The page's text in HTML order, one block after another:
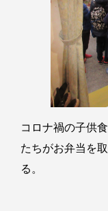
コロナ禍の子供
たちがお弁当を
る。